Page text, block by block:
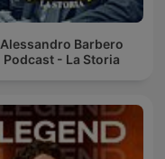
Alessandro Barbero
Podcast - La Storia